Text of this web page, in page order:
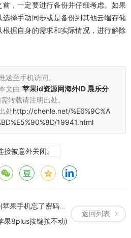
，一定要进行备份并仔细考虑。如果
择手动同步或是备份到其他云端存储
据自身的需求和实际情况，进行解除
送至手机访问。
文由 苹果id资源网海外ID 晨乐分
转载请注明出处。
处http://chenle.net/%E6%9C%A
19941.html
被意外关闭。
返回列表
机忘了密码了那样开)
果8plus按键按不动)